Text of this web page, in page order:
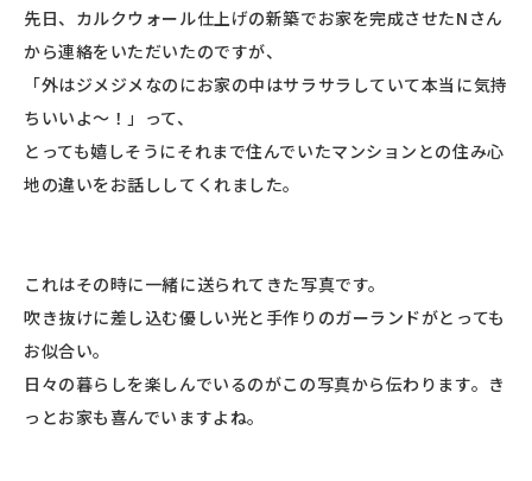
先日、カルクウォール仕上げの新築でお家を完成させたNさん
から連絡をいただいたのですが、
「外はジメジメなのにお家の中はサラサラしていて本当に気持
ちいいよ〜！」って、
とっても嬉しそうにそれまで住んでいたマンションとの住み心
地の違いをお話ししてくれました。
これはその時に一緒に送られてきた写真です。
吹き抜けに差し込む優しい光と手作りのガーランドがとっても
お似合い。
日々の暮らしを楽しんでいるのがこの写真から伝わります。き
っとお家も喜んでいますよね。